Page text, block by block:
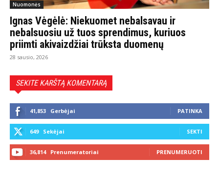
Nuomonės
Ignas Vėgėlė: Niekuomet nebalsavau ir
nebalsuosiu už tuos sprendimus, kuriuos
priimti akivaizdžiai trūksta duomenų
28 sausio, 2026
SEKITE KARŠTĄ KOMENTARĄ
41,853 Gerbėjai PATINKA
649 Sekėjai SEKTI
36,814 Prenumeratoriai PRENUMERUOTI